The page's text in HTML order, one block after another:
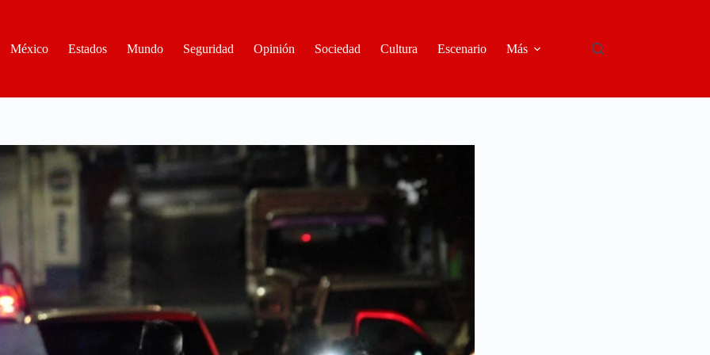
México
Estados Mundo Seguridad Opinión Sociedad Cultura Escenario Más